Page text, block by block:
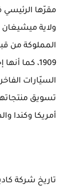
مقرّها الرئيسي
ولاية ميشيغان
المملوكة من
1909، كما
السيّارات
تسويق
أمريكا وكندا
تاريخ شركة